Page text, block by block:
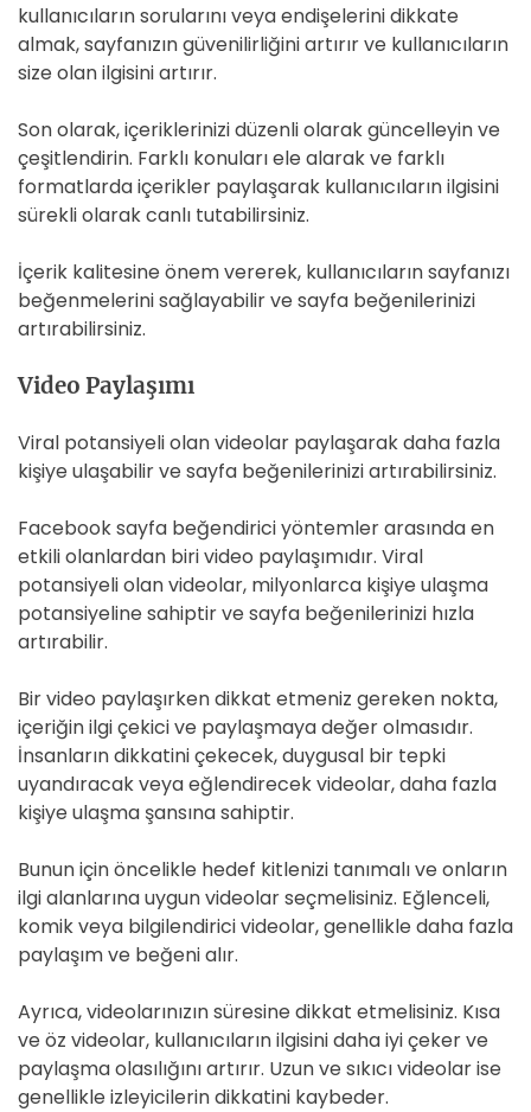
kullanıcıların sorularını veya endişelerini dikkate
almak, sayfanızın güvenilirliğini artırır ve kullanıcıların
size olan ilgisini artırır.
Son olarak, içeriklerinizi düzenli olarak güncelleyin ve
çeşitlendirin. Farklı konuları ele alarak ve farklı
formatlarda içerikler paylaşarak kullanıcıların ilgisini
sürekli olarak canlı tutabilirsiniz.
İçerik kalitesine önem vererek, kullanıcıların sayfanızı
beğenmelerini sağlayabilir ve sayfa beğenilerinizi
artırabilirsiniz.
Video Paylaşımı
Viral potansiyeli olan videolar paylaşarak daha fazla
kişiye ulaşabilir ve sayfa beğenilerinizi artırabilirsiniz.
Facebook sayfa beğendirici yöntemler arasında en
etkili olanlardan biri video paylaşımıdır. Viral
potansiyeli olan videolar, milyonlarca kişiye ulaşma
potansiyeline sahiptir ve sayfa beğenilerinizi hızla
artırabilir.
Bir video paylaşırken dikkat etmeniz gereken nokta,
içeriğin ilgi çekici ve paylaşmaya değer olmasıdır.
İnsanların dikkatini çekecek, duygusal bir tepki
uyandıracak veya eğlendirecek videolar, daha fazla
kişiye ulaşma şansına sahiptir.
Bunun için öncelikle hedef kitlenizi tanımalı ve onların
ilgi alanlarına uygun videolar seçmelisiniz. Eğlenceli,
komik veya bilgilendirici videolar, genellikle daha fazla
paylaşım ve beğeni alır.
Ayrıca, videolarınızın süresine dikkat etmelisiniz. Kısa
ve öz videolar, kullanıcıların ilgisini daha iyi çeker ve
paylaşma olasılığını artırır. Uzun ve sıkıcı videolar ise
genellikle izleyicilerin dikkatini kaybeder.